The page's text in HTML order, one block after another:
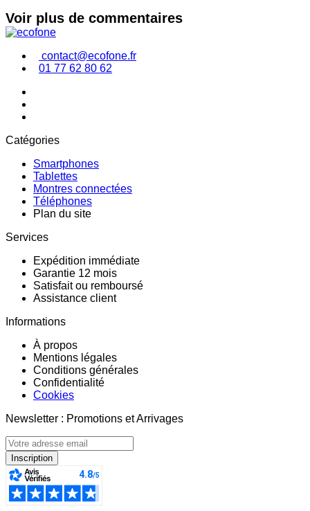
Voir plus de commentaires
contact@ecofone.fr
01 77 62 80 62
Catégories
Smartphones
Tablettes
Montres connectées
Téléphones
Plan du site
Services
Expédition immédiate
Garantie 12 mois
Satisfait ou remboursé
Assistance client
Informations
À propos
Mentions légales
Conditions générales
Confidentialité
Cookies
Newsletter : Promotions et Arrivages
Inscription